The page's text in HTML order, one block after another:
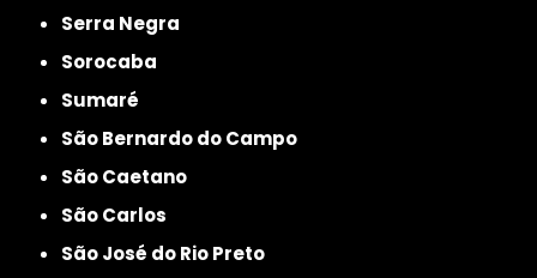
Serra Negra
Sorocaba
Sumaré
São Bernardo do Campo
São Caetano
São Carlos
São José do Rio Preto